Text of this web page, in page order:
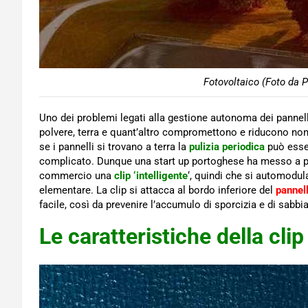
Fotovoltaico (Foto da
Uno dei problemi legati alla gestione autonoma dei
polvere, terra e quant’altro compromettono e riducono
se i pannelli si trovano a terra la pulizia periodica può
complicato. Dunque una start up portoghese ha messo
commercio una clip ‘intelligente‘, quindi che si
elementare. La clip si attacca al bordo inferiore del
facile, così da prevenire l’accumulo di sporcizia e di
Le caratteristiche della clip